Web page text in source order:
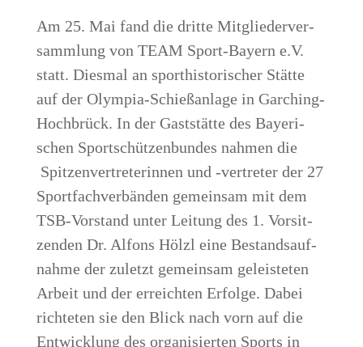
Am 25. Mai fand die drit­te Mit­glie­der­ver­
samm­lung von TEAM Sport-Bay­ern e.V.
statt. Dies­mal an sport­his­to­ri­scher Stät­te
auf der Olym­pia-Schieß­an­la­ge in Gar­ching-
Hoch­brück. In der Gast­stät­te des Baye­ri­
schen Sport­schüt­zen­bun­des nah­men die
Spit­zen­ver­tre­te­rin­nen und ‑ver­tre­ter der 27
Sport­fach­ver­bän­den gemein­sam mit dem
TSB-Vor­stand unter Lei­tung des 1. Vor­sit­
zen­den Dr. Alfons Hölzl eine Bestands­auf­
nah­me der zuletzt gemein­sam geleis­te­ten
Arbeit und der erreich­ten Erfol­ge. Dabei
rich­te­ten sie den Blick nach vorn auf die
Ent­wick­lung des orga­ni­sier­ten Sports in